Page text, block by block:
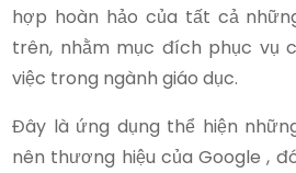
hợp hoàn hảo của tất cả
trên, nhằm mục đích phục vụ
việc trong ngành giáo dục.
Đây là ứng dụng thể hiện
nên thương hiệu của Google ,